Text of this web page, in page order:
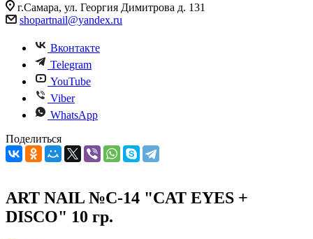
г.Самара, ул. Георгия Димитрова д. 131
shopartnail@yandex.ru
Вконтакте
Telegram
YouTube
Viber
WhatsApp
Поделиться
ART NAIL №C-14 "CAT EYES +
DISCO" 10 гр.